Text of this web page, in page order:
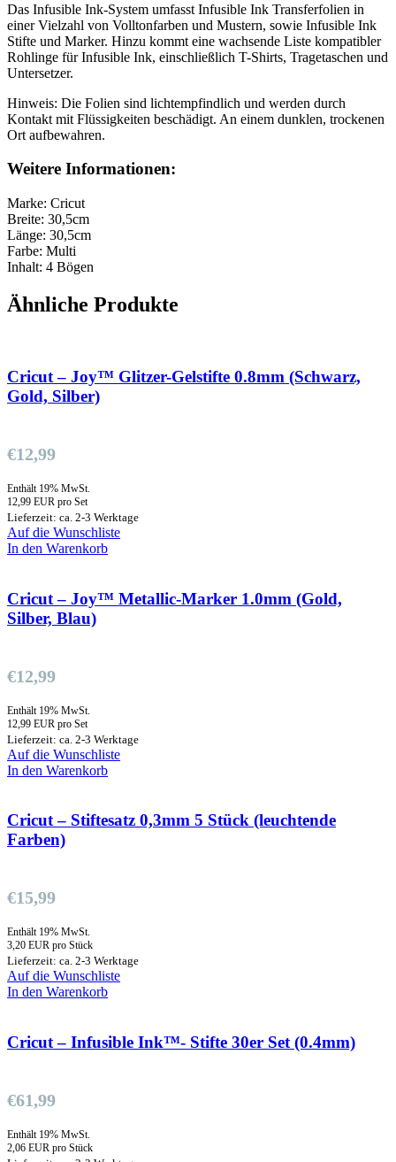
Das Infusible Ink-System umfasst Infusible Ink Transferfolien in
einer Vielzahl von Volltonfarben und Mustern, sowie Infusible Ink
Stifte und Marker. Hinzu kommt eine wachsende Liste kompatibler
Rohlinge für Infusible Ink, einschließlich T-Shirts, Tragetaschen und
Untersetzer.
Hinweis: Die Folien sind lichtempfindlich und werden durch
Kontakt mit Flüssigkeiten beschädigt. An einem dunklen, trockenen
Ort aufbewahren.
Weitere Informationen:
Marke: Cricut
Breite: 30,5cm
Länge: 30,5cm
Farbe: Multi
Inhalt: 4 Bögen
Ähnliche Produkte
Cricut – Joy™ Glitzer-Gelstifte 0.8mm (Schwarz,
Gold, Silber)
€12,99
Enthält 19% MwSt.
12,99 EUR pro Set
Lieferzeit: ca. 2-3 Werktage
Auf die Wunschliste
In den Warenkorb
Cricut – Joy™ Metallic-Marker 1.0mm (Gold,
Silber, Blau)
€12,99
Enthält 19% MwSt.
12,99 EUR pro Set
Lieferzeit: ca. 2-3 Werktage
Auf die Wunschliste
In den Warenkorb
Cricut – Stiftesatz 0,3mm 5 Stück (leuchtende
Farben)
€15,99
Enthält 19% MwSt.
3,20 EUR pro Stück
Lieferzeit: ca. 2-3 Werktage
Auf die Wunschliste
In den Warenkorb
Cricut – Infusible Ink™- Stifte 30er Set (0.4mm)
€61,99
Enthält 19% MwSt.
2,06 EUR pro Stück